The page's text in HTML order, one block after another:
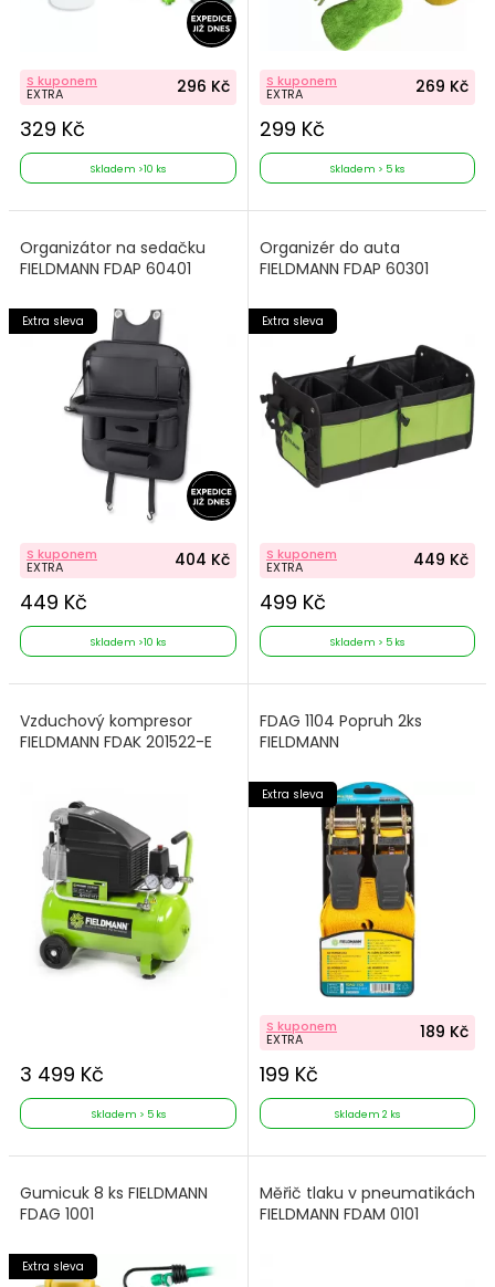
S kuponem
EXTRA 296 Kč
329 Kč
Skladem >10 ks
S kuponem
EXTRA 269 Kč
299 Kč
Skladem > 5 ks
Organizátor na sedačku
FIELDMANN FDAP 60401
Extra sleva
S kuponem
EXTRA 404 Kč
449 Kč
Skladem >10 ks
Organizér do auta
FIELDMANN FDAP 60301
Extra sleva
S kuponem
EXTRA 449 Kč
499 Kč
Skladem > 5 ks
Vzduchový kompresor
FIELDMANN FDAK 201522-E
3 499 Kč
Skladem > 5 ks
FDAG 1104 Popruh 2ks
FIELDMANN
Extra sleva
S kuponem
EXTRA 189 Kč
199 Kč
Skladem 2 ks
Gumicuk 8 ks FIELDMANN
FDAG 1001
Extra sleva
Měřič tlaku v pneumatikách
FIELDMANN FDAM 0101